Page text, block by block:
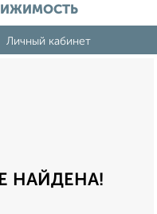
Личный кабинет
НАЙДЕНА!